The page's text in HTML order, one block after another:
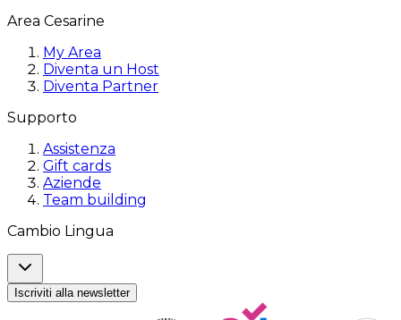
Area Cesarine
My Area
Diventa un Host
Diventa Partner
Supporto
Assistenza
Gift cards
Aziende
Team building
Cambio Lingua
Iscriviti alla newsletter